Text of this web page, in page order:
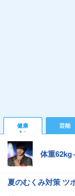
健康 芸能
体重
夏のむくみ対策 ツ